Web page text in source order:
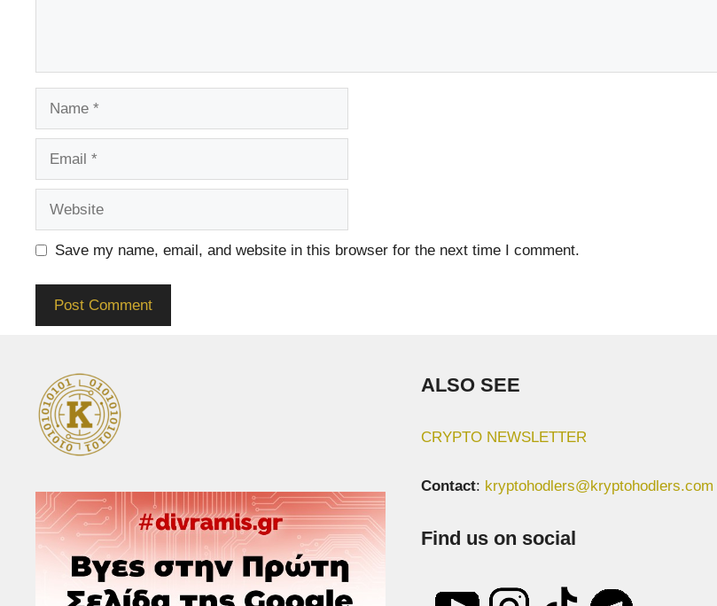
Save my name, email, and website in this browser for the next time I comment.
ALSO SEE
CRYPTO NEWSLETTER
Contact: kryptohodlers@kryptohodlers.com
Find us on social